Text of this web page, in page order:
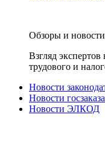
Обзоры и новости
Взгляд
трудового и
Новости
Новости госзаказа
Новости ЭЛКОД